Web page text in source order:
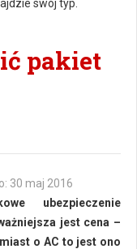
swój typ.
pakiet
30 maj 2016
ubezpieczenie
jest cena –
o AC to jest ono